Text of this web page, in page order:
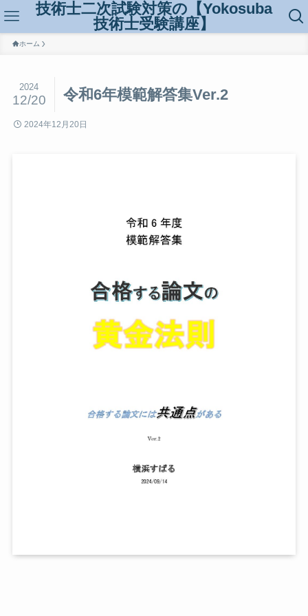
技術士二次試験対策の【Yokosuba
技術士受験講座】
ホーム
令和6年模範解答集Ver.2
2024
12/20
2024年12月20日